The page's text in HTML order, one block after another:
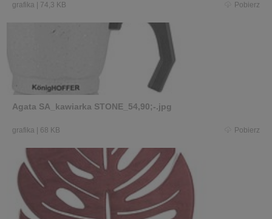
grafika 74,3 KB Pobierz
Agata SA_kawiarka STONE_54,90;-.jpg
grafika 68 KB Pobierz